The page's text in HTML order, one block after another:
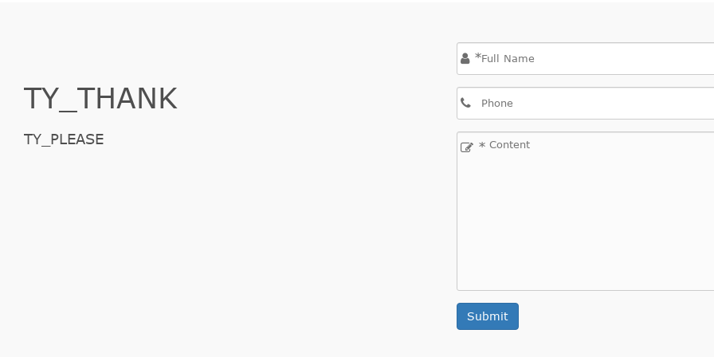
TY_THANK
TY_PLEASE
*
*
Submit